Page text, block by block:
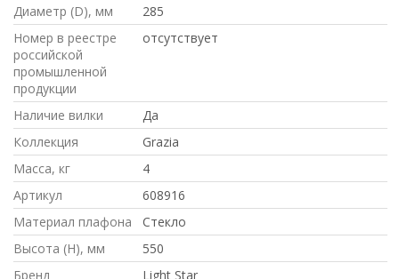
Диаметр (D), мм
285
Номер в реестре
российской
промышленной
продукции
отсутствует
Наличие вилки
Да
Коллекция
Grazia
Масса, кг
4
Артикул
608916
Материал плафона
Стекло
Высота (H), мм
550
Бренд
Light Star